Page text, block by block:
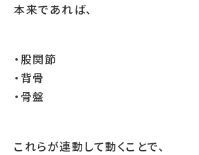
本来であれば、
・股関節
・背骨
・骨盤
これらが連動して動くことで、